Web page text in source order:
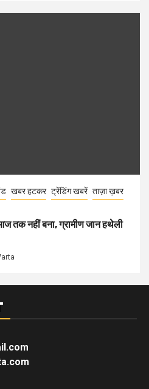
खबर हटकर ट्रेंडिंग खबरें ताज़ा ख़बर
तक नहीं बना, ग्रामीण जान हथेली